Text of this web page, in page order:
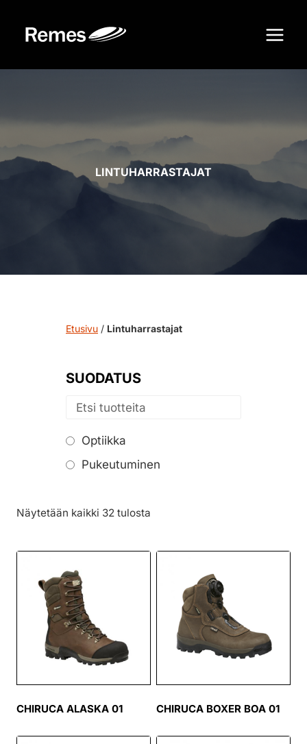
sisältöön
LINTUHARRASTAJAT
Näytetään kaikki 32 tulosta
CHIRUCA ALASKA 01 CHIRUCA BOXER BOA 01
Etusivu / Lintuharrastajat
SUODATUS
Optiikka
Pukeutuminen